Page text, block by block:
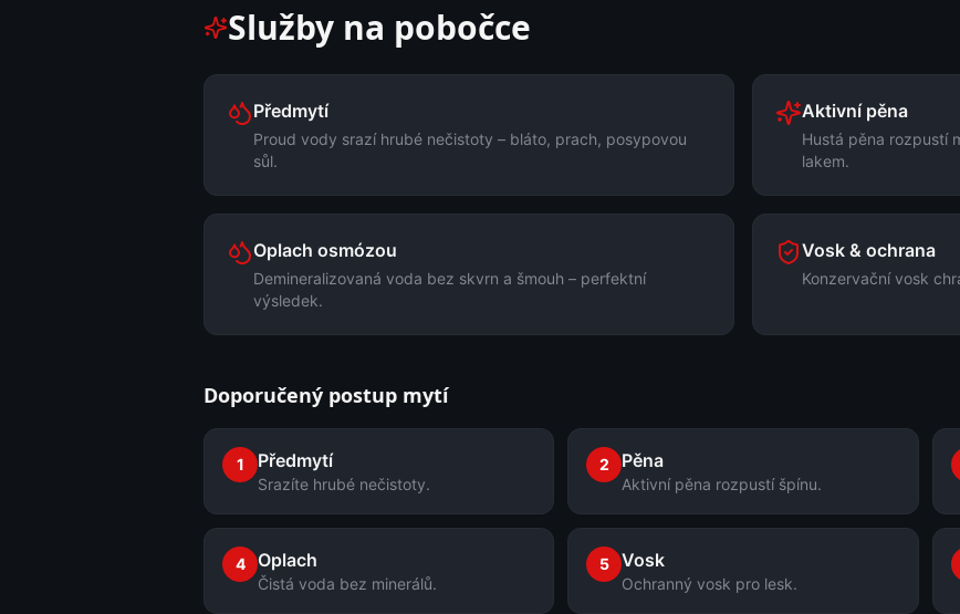
Služby na pobočce
Předmytí
Proud vody srazí hrubé nečistoty – bláto, prach, posypovou
sůl.
Aktivní pěna
Hustá pěna rozpustí
lakem.
Oplach osmózou
Demineralizovaná voda bez skvrn a šmouh – perfektní
výsledek.
Vosk & ochrana
Konzervační vosk
Doporučený postup mytí
1 Předmytí
Srazíte hrubé nečistoty.
2 Pěna
Aktivní pěna rozpustí špínu.
4 Oplach
Čistá voda bez minerálů.
5 Vosk
Ochranný vosk pro lesk.